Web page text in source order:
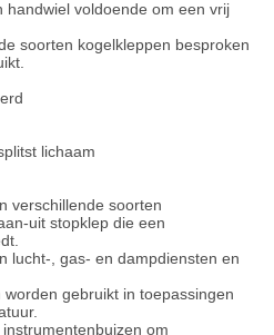
handwiel voldoende om een vrij
soorten kogelkleppen besproken
lichaam
verschillende soorten
uit stopklep die een
lucht-, gas- en dampdiensten en
gebruikt in toepassingen
om